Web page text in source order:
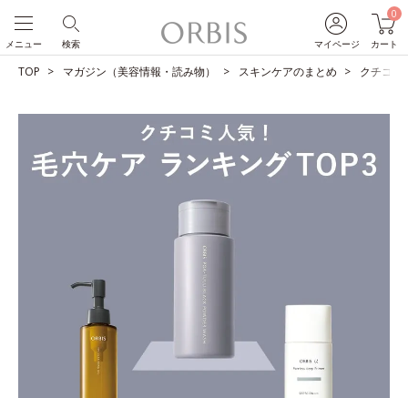
マイページ
0
カート
検索
メニュー
TOP マガジン（美容情報・読み物） スキンケアのまとめ クチコミ